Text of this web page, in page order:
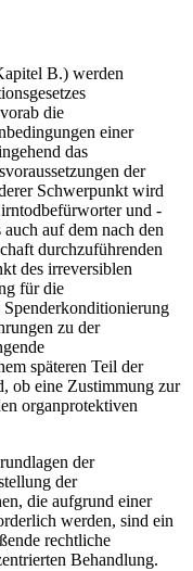
B.) werden
die
einer
das
der
Schwerpunkt wird
und -
auf dem nach den
durchzuführenden
des irreversiblen
für die
zu der
späteren Teil der
ob eine Zustimmung zur
organprotektiven
der
der
die aufgrund einer
werden, sind ein
rechtliche
Behandlung.